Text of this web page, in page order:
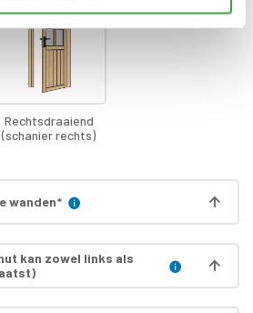
Rechtsdraaiend
(schanier rechts)
wanden*
kan zowel links als